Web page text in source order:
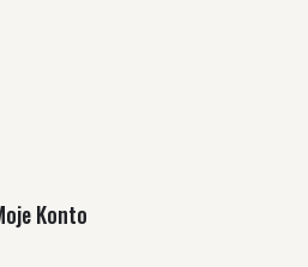
Konto